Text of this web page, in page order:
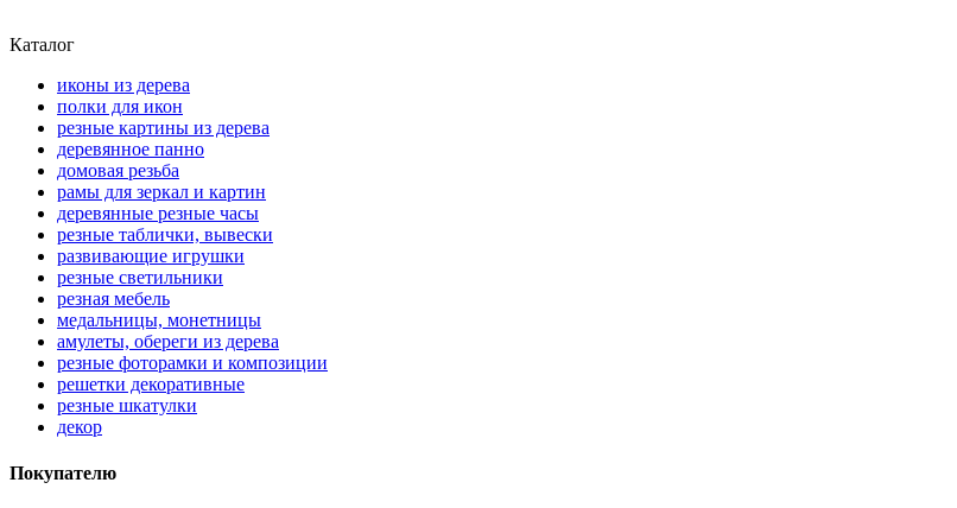
Каталог
иконы из дерева
полки для икон
резные картины из дерева
деревянное панно
домовая резьба
рамы для зеркал и картин
деревянные резные часы
резные таблички, вывески
развивающие игрушки
резные светильники
резная мебель
медальницы, монетницы
амулеты, обереги из дерева
резные фоторамки и композиции
решетки декоративные
резные шкатулки
декор
Покупателю